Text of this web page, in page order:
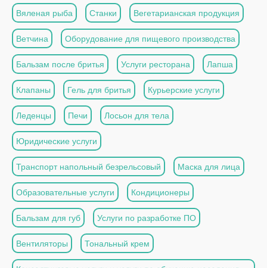
Вяленая рыба Станки Вегетарианская продукция
Ветчина Оборудование для пищевого производства
Бальзам после бритья Услуги ресторана Лапша
Клапаны Гель для бритья Курьерские услуги
Леденцы Печи Лосьон для тела
Юридические услуги
Транспорт напольный безрельсовый Маска для лица
Образовательные услуги Кондиционеры
Бальзам для губ Услуги по разработке ПО
Вентиляторы Тональный крем